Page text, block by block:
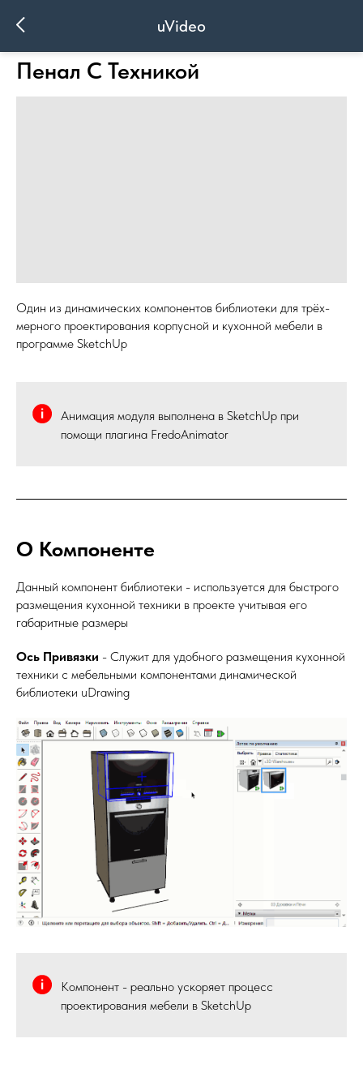
uVideo
Пенал С Техникой
Один из динамических компонентов библиотеки для трёх-
мерного проектирования корпусной и кухонной мебели в
программе SketchUp
Анимация модуля выполнена в SketchUp при
помощи плагина FredoAnimator
О Компоненте
Данный компонент библиотеки - используется для быстрого
размещения кухонной техники в проекте учитывая его
габаритные размеры
Ось Привязки - Служит для удобного размещения кухонной
техники с мебельными компонентами динамической
библиотеки uDrawing
Компонент - реально ускоряет процесс
проектирования мебели в SketchUp